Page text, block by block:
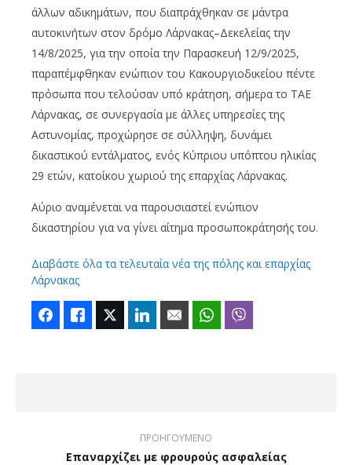
άλλων αδικημάτων, που διαπράχθηκαν σε μάντρα
αυτοκινήτων στον δρόμο Λάρνακας–Δεκελείας την
14/8/2025, για την οποία την Παρασκευή 12/9/2025,
παραπέμφθηκαν ενώπιον του Κακουργιοδικείου πέντε
πρόσωπα που τελούσαν υπό κράτηση, σήμερα το ΤΑΕ
Λάρνακας, σε συνεργασία με άλλες υπηρεσίες της
Αστυνομίας, προχώρησε σε σύλληψη, δυνάμει
δικαστικού εντάλματος, ενός Κύπριου υπόπτου ηλικίας
29 ετών, κατοίκου χωριού της επαρχίας Λάρνακας.
Αύριο αναμένεται να παρουσιαστεί ενώπιον
δικαστηρίου για να γίνει αίτημα προσωποκράτησής του.
Διαβάστε όλα τα τελευταία νέα της πόλης και επαρχίας
Λάρνακας
FacebookLike Twitter LinkedIn Email WhatsApp
ΠΡΟΗΓΟΥΜΕΝΟ
Επαναρχίζει με φρουρούς ασφαλείας